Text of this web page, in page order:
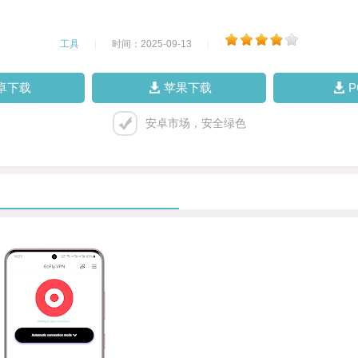
工具 时间：2025-09-13
下载 苹果下载
安卓市场，安全绿色